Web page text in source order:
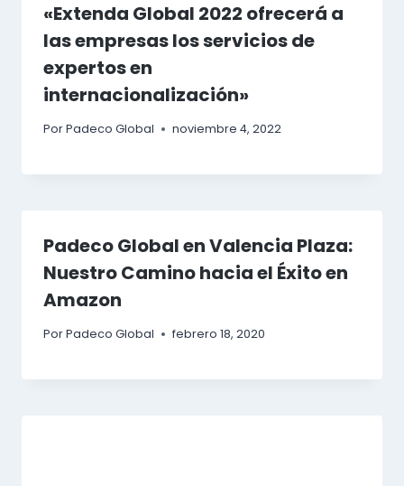
«Extenda Global 2022 ofrecerá a
las empresas los servicios de
expertos en
internacionalización»
PorPadeco Global noviembre 4, 2022
Padeco Global en Valencia Plaza:
Nuestro Camino hacia el Éxito en
Amazon
PorPadeco Global febrero 18, 2020